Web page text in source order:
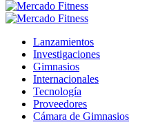
Lanzamientos
Investigaciones
Gimnasios
Internacionales
Tecnología
Proveedores
Cámara de Gimnasios